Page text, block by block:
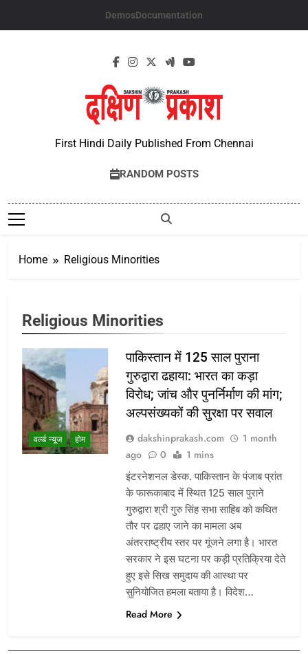
DemosDocumentation
First Hindi Daily Published From Chennai
RANDOM POSTS
Home Religious Minorities
Religious Minorities
वर्ल्ड न्यूज होम
पाकिस्तान में 125 साल पुराना
गुरुद्वारा ढहाया: भारत का कड़ा
विरोध; जांच और पुनर्निर्माण की मांग;
अल्पसंख्यकों की सुरक्षा पर सवाल
dakshinprakash.com
1 month
ago
0 1 mins
इंटरनेशनल डेस्क. पाकिस्तान के पंजाब प्रांत
के फारूकाबाद में स्थित 125 साल पुराने
गुरुद्वारा श्री गुरु सिंह सभा साहिब को कथित
तौर पर ढहाए जाने का मामला अब
अंतरराष्ट्रीय स्तर पर गूंजने लगा है। भारत
सरकार ने इस घटना पर कड़ी प्रतिक्रिया देते
हुए इसे सिख समुदाय की आस्था पर
सुनियोजित हमला बताया है। विदेश…
Read More